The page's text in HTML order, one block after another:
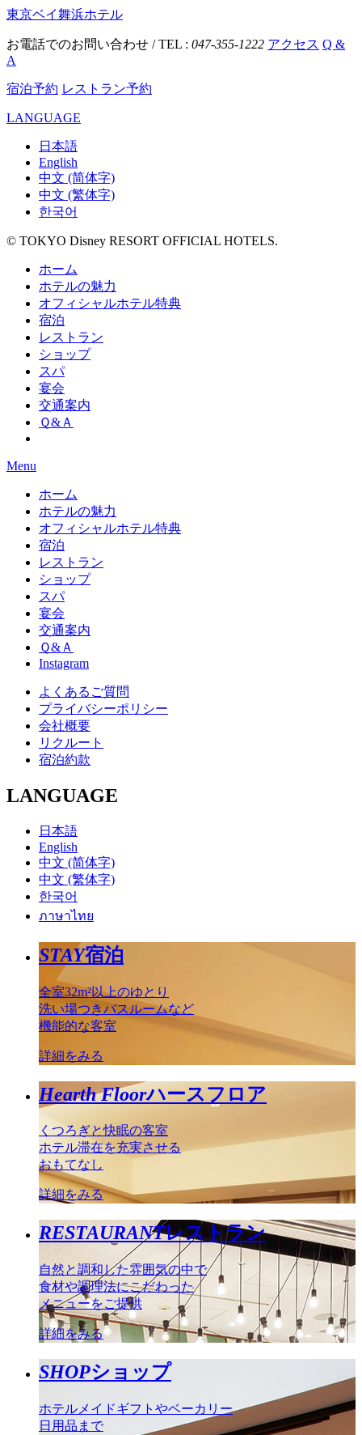
東京ベイ舞浜ホテル
お電話でのお問い合わせ / TEL : 047-355-1222 アクセス Q &
A
宿泊予約 レストラン予約
LANGUAGE
日本語
English
中文 (简体字)
中文 (繁体字)
한국어
© TOKYO Disney RESORT OFFICIAL HOTELS.
ホーム
ホテルの魅力
オフィシャルホテル特典
宿泊
レストラン
ショップ
スパ
宴会
交通案内
Ｑ&Ａ
Menu
ホーム
ホテルの魅力
オフィシャルホテル特典
宿泊
レストラン
ショップ
スパ
宴会
交通案内
Ｑ&Ａ
Instagram
よくあるご質問
プライバシーポリシー
会社概要
リクルート
宿泊約款
LANGUAGE
日本語
English
中文 (简体字)
中文 (繁体字)
한국어
ภาษาไทย
STAY宿泊
全室32m²以上のゆとり
洗い場つきバスルームなど
機能的な客室
詳細をみる
Hearth Floorハースフロア
くつろぎと快眠の客室
ホテル滞在を充実させる
おもてなし
詳細をみる
RESTAURANTレストラン
自然と調和した雰囲気の中で
食材や調理法にこだわった
メニューをご提供
詳細をみる
SHOPショップ
ホテルメイドギフトやベーカリー
日用品まで